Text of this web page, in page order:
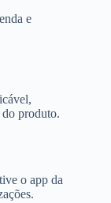
e
do produto.
o app da